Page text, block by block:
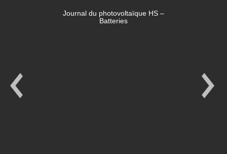
Journal du photovoltaïque HS –
Batteries